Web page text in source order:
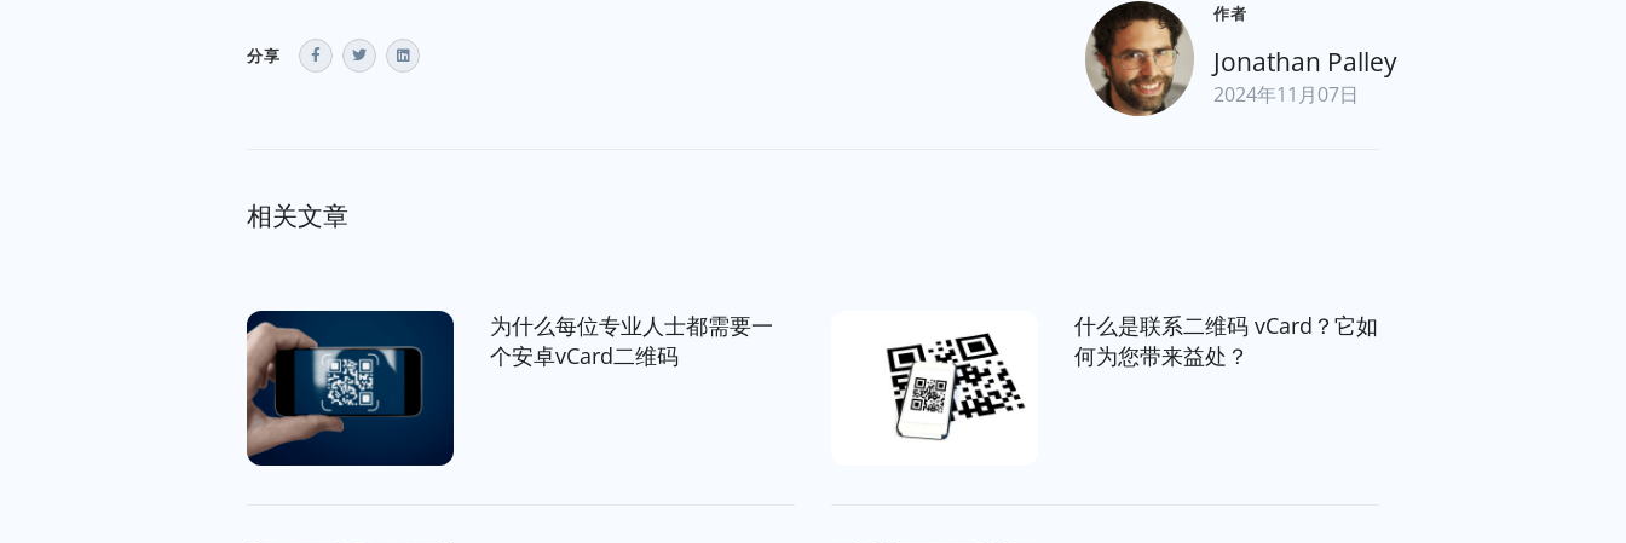
分享
作者
Jonathan Palley
2024年11月07日
相关文章
为什么每位专业人士都需要一
个安卓vCard二维码
什么是联系二维码 vCard？它如
何为您带来益处？